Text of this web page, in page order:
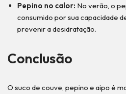
Pepino no calor: No verão, o
consumido por sua capacidade
prevenir a desidratação.
Conclusão
O suco de couve, pepino e aipo é